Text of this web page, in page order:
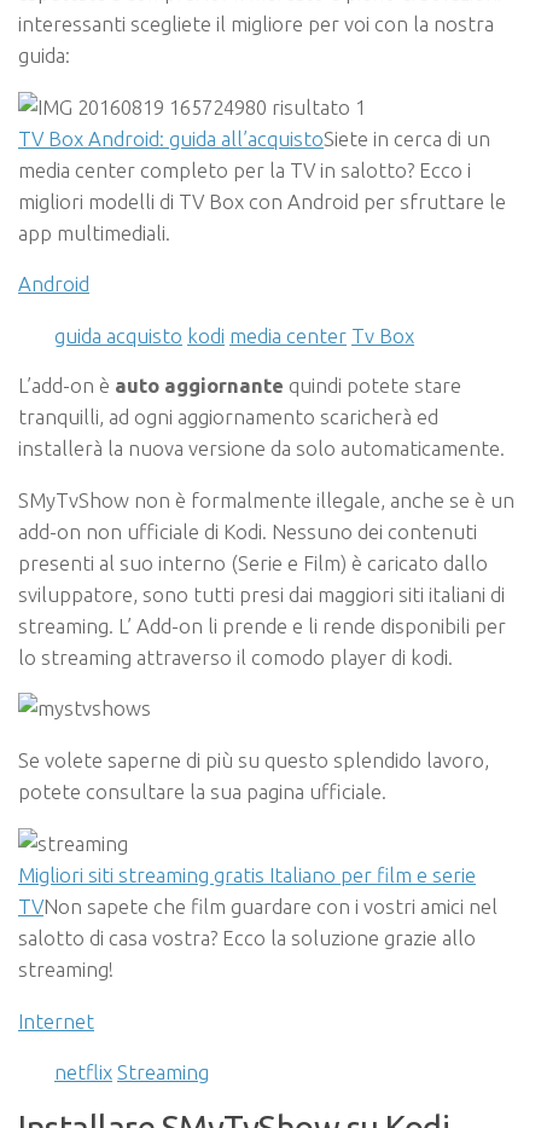
interessanti scegliete il migliore per voi con la nostra
guida:
TV Box Android: guida all’acquistoSiete in cerca di un
media center completo per la TV in salotto? Ecco i
migliori modelli di TV Box con Android per sfruttare le
app multimediali.
Android
guida acquisto kodi media center Tv Box
L’add-on è auto aggiornante quindi potete stare
tranquilli, ad ogni aggiornamento scaricherà ed
installerà la nuova versione da solo automaticamente.
SMyTvShow non è formalmente illegale, anche se è un
add-on non ufficiale di Kodi. Nessuno dei contenuti
presenti al suo interno (Serie e Film) è caricato dallo
sviluppatore, sono tutti presi dai maggiori siti italiani di
streaming. L’ Add-on li prende e li rende disponibili per
lo streaming attraverso il comodo player di kodi.
Se volete saperne di più su questo splendido lavoro,
potete consultare la sua pagina ufficiale.
Migliori siti streaming gratis Italiano per film e serie
TVNon sapete che film guardare con i vostri amici nel
salotto di casa vostra? Ecco la soluzione grazie allo
streaming!
Internet
netflix Streaming